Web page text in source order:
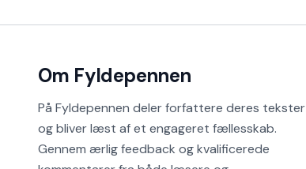
Om Fyldepennen
På Fyldepennen deler forfattere deres tekster
og bliver læst af et engageret fællesskab.
Gennem ærlig feedback og kvalificerede